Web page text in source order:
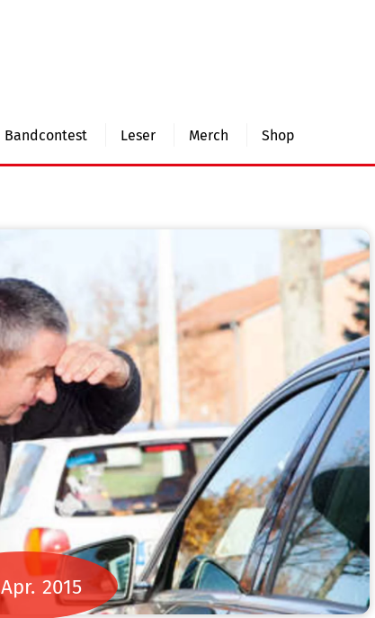
Bandcontest Leser Merch Shop
Apr. 2015